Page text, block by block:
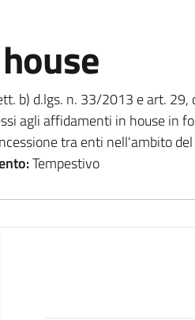
b) d.lgs. n. 33/2013 e art. 29,
agli affidamenti in house in
tra enti nell'ambito
Tempestivo